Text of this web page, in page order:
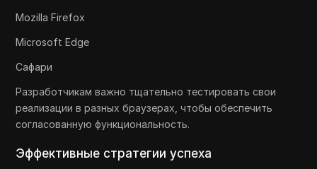
Mozilla Firefox
Microsoft Edge
Сафари
Разработчикам важно тщательно тестировать свои
реализации в разных браузерах, чтобы обеспечить
согласованную функциональность.
Эффективные стратегии успеха